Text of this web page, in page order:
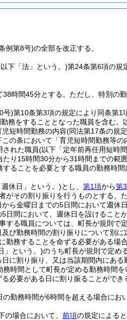
第8号)の全部を改正する。
下「法」という。)第24条第6項の規
時間45分とする。 ただし、特別の
号)第10条第3項の規定により同条第1
務をすることとなった職員を含む。
短時間勤務の内容(同法第17条の規
の条において「育児短時間勤務等の
された職員(以下「定年前再任用短時
り15時間30分から31時間までの範
ることを必要とする職員の勤務時
休日」という。)とし、 第1項から第
その割り振りを行うものとする。
ら金曜日までの5日間において週休
間において、週休日を設けることが
する職員については、町長が規則で
び勤務時間の割り振りについて別に
勤務することを命ずる必要がある場
」という。)のうち町長が規則で定め
に割り振り、又は当該期間内にあ
時間として町長が定める勤務時間
必要がある日に割り振ることができ
勤務時間が6時間を超える場合に
場合において、 前項の規定による